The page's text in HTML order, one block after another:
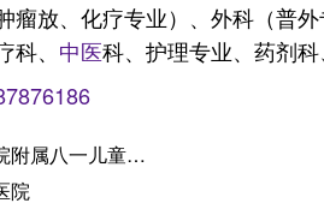
瘤放、化疗专业）、外科（普
、 中医科、护理专业、药剂
属八一儿童医院
院